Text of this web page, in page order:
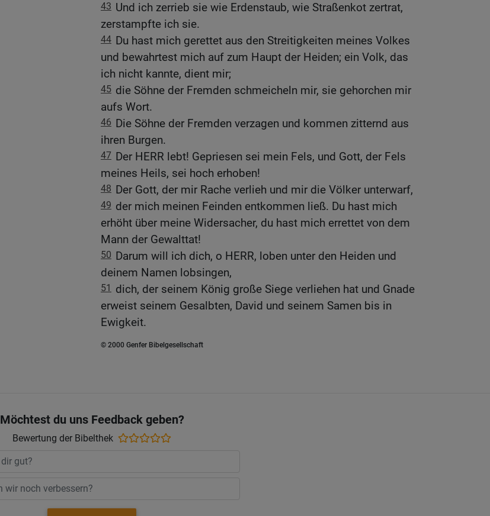
43 Und ich zerrieb sie wie Erdenstaub, wie Straßenkot zertrat,
zerstampfte ich sie.
44 Du hast mich gerettet aus den Streitigkeiten meines Volkes
und bewahrtest mich auf zum Haupt der Heiden; ein Volk, das
ich nicht kannte, dient mir;
45 die Söhne der Fremden schmeicheln mir, sie gehorchen mir
aufs Wort.
46 Die Söhne der Fremden verzagen und kommen zitternd aus
ihren Burgen.
47 Der HERR lebt! Gepriesen sei mein Fels, und Gott, der Fels
meines Heils, sei hoch erhoben!
48 Der Gott, der mir Rache verlieh und mir die Völker unterwarf,
49 der mich meinen Feinden entkommen ließ. Du hast mich
erhöht über meine Widersacher, du hast mich errettet von dem
Mann der Gewalttat!
50 Darum will ich dich, o HERR, loben unter den Heiden und
deinem Namen lobsingen,
51
dich, der seinem König große Siege verliehen hat und Gnade
erweist seinem Gesalbten, David und seinem Samen bis in
Ewigkeit.
© 2000 Genfer Bibelgesellschaft
Möchtest du uns Feedback geben?
Bewertung der Bibelthek